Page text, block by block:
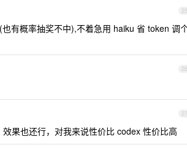
25
有概率抽奖不中),不着急用 haiku 省 token 调
26
27
果也还行，对我来说性价比 codex 性价比高